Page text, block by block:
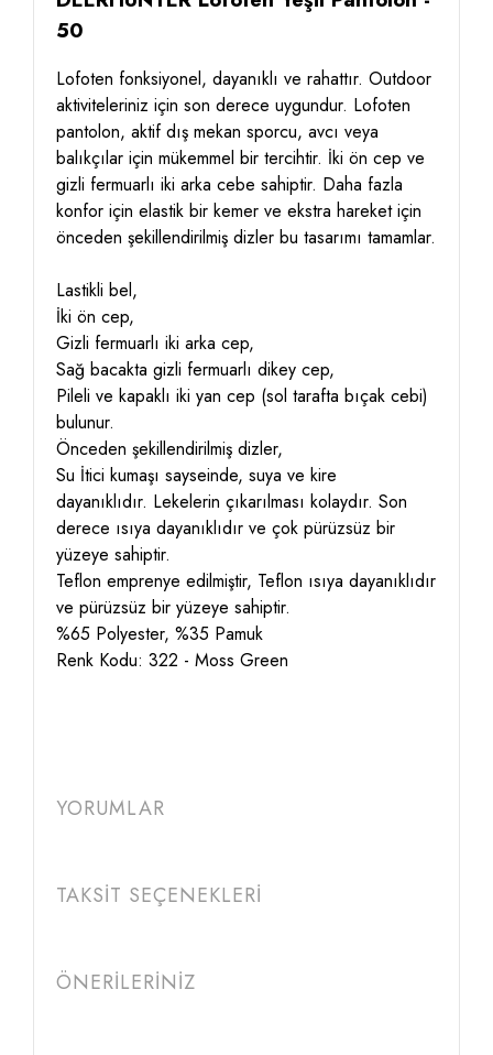
50
Lofoten fonksiyonel, dayanıklı ve rahattır. Outdoor
aktiviteleriniz için son derece uygundur. Lofoten
pantolon, aktif dış mekan sporcu, avcı veya
balıkçılar için mükemmel bir tercihtir. İki ön cep ve
gizli fermuarlı iki arka cebe sahiptir. Daha fazla
konfor için elastik bir kemer ve ekstra hareket için
önceden şekillendirilmiş dizler bu tasarımı tamamlar.
Lastikli bel,
İki ön cep,
Gizli fermuarlı iki arka cep,
Sağ bacakta gizli fermuarlı dikey cep,
Pileli ve kapaklı iki yan cep (sol tarafta bıçak cebi)
bulunur.
Önceden şekillendirilmiş dizler,
Su İtici kumaşı sayseinde, suya ve kire
dayanıklıdır. Lekelerin çıkarılması kolaydır. Son
derece ısıya dayanıklıdır ve çok pürüzsüz bir
yüzeye sahiptir.
Teflon emprenye edilmiştir, Teflon ısıya dayanıklıdır
ve pürüzsüz bir yüzeye sahiptir.
%65 Polyester, %35 Pamuk
Renk Kodu: 322 - Moss Green
YORUMLAR
TAKSİT SEÇENEKLERİ
ÖNERİLERİNİZ